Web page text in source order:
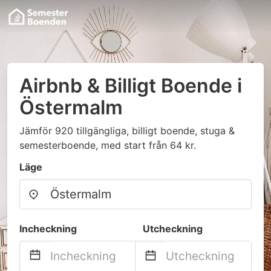
Airbnb & Billigt Boende i
Östermalm
Jämför 920 tillgängliga, billigt boende, stuga &
semesterboende, med start från 64 kr.
Läge
Incheckning Utcheckning